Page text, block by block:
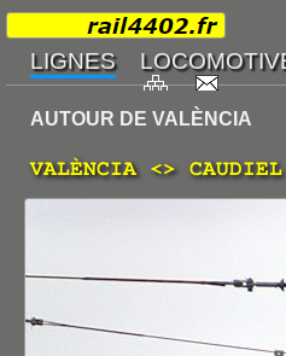
AUTOUR DE VALÈNCIA
VALÈNCIA <>